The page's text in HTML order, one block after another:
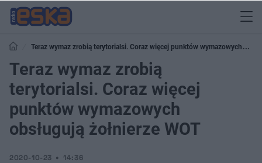
Teraz wymaz zrobią terytorialsi. Coraz więcej punktów wymazowych
obsługują żołnierze WOT
Teraz wymaz zrobią
terytorialsi. Coraz więcej
punktów wymazowych
obsługują żołnierze WOT
2020-10-23 14:36